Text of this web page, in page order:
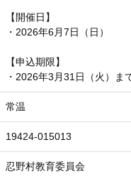
【開催日】
・2026年6月7日（日）
【申込期限】
・2026年3月31日（火）ま
常温
19424-015013
忍野村教育委員会